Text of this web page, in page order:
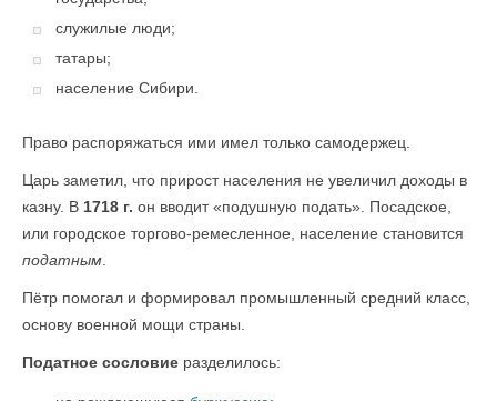
служилые люди;
татары;
население Сибири.
Право распоряжаться ими имел только самодержец.
Царь заметил, что прирост населения не увеличил доходы в
казну. В 1718 г. он вводит «подушную подать». Посадское,
или городское торгово-ремесленное, население становится
податным
Пётр помогал и формировал промышленный средний класс,
основу военной мощи страны.
Податное сословие разделилось: